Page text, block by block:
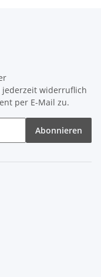
widerruflich
per E-Mail zu.
Abonnieren